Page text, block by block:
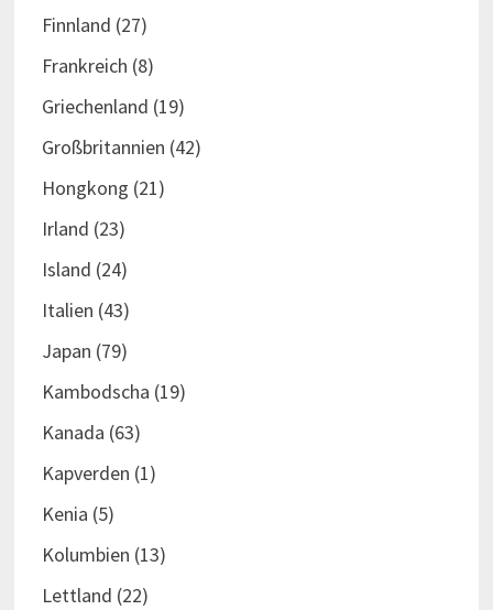
Finnland (27)
Frankreich (8)
Griechenland (19)
Großbritannien (42)
Hongkong (21)
Irland (23)
Island (24)
Italien (43)
Japan (79)
Kambodscha (19)
Kanada (63)
Kapverden (1)
Kenia (5)
Kolumbien (13)
Lettland (22)